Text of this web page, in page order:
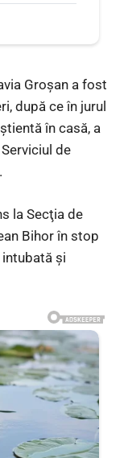
Groşan a fost
după ce în jurul
în casă, a
de
la Secţia de
Bihor în stop
şi